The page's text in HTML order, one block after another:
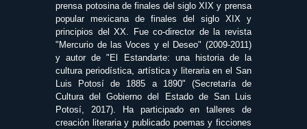
prensa potosina de finales del siglo XIX y prensa
popular mexicana de finales del siglo XIX y
principios del XX. Fue co-director de la revista
"Mercurio de las Voces y el Deseo" (2009-2011)
y autor de "El Estandarte: una historia de la
cultura periodística, artística y literaria en el San
Luis Potosí de 1885 a 1890" (Secretaría de
Cultura del Gobierno del Estado de San Luis
Potosí, 2017). Ha participado en talleres de
creación literaria y publicado poemas y ficciones